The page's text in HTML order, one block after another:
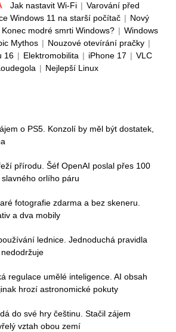
Jak nastavit Wi-Fi | Varování před
Windows 11 na starší počítač | Nový
Konec modré smrti Windows? | Windows
Mythos | Nouzové otevírání pračky |
16 | Elektromobilita | iPhone 17 | VLC
| Nejlepší Linux
o PS5. Konzolí by měl být dostatek,
přírodu. Šéf OpenAI poslal přes 100
orlího páru
fotografie zdarma a bez skeneru.
a dva mobily
lednice. Jednoduchá pravidla
regulace umělé inteligence. AI obsah
hrozí astronomické pokuty
do své hry češtinu. Stačil zájem
vztah obou zemí